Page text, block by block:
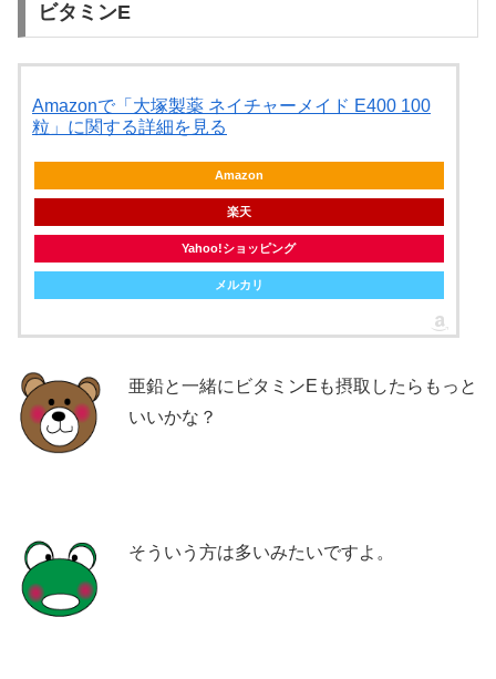
ビタミンE
Amazonで「大塚製薬 ネイチャーメイド E400 100
粒」に関する詳細を見る
Amazon
楽天
Yahoo!ショッピング
メルカリ
亜鉛と一緒にビタミンEも摂取したらもっと
いいかな？
そういう方は多いみたいですよ。